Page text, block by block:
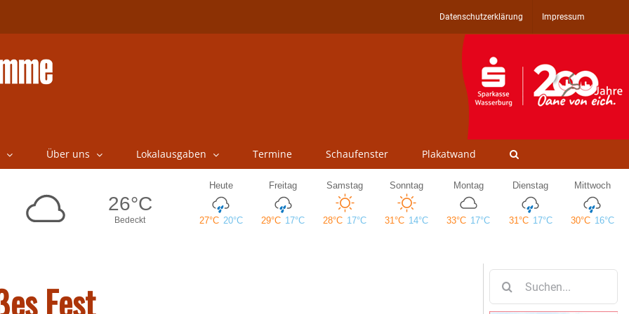
Datenschutzerklärung Impressum
Über uns Lokalausgaben Termine Schaufenster Plakatwand
Fest
nach: